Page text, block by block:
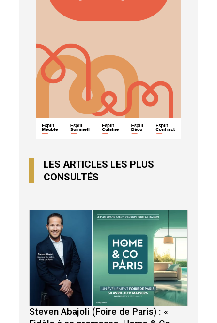
LES ARTICLES LES PLUS
CONSULTÉS
Steven Abajoli (Foire de Paris) : «